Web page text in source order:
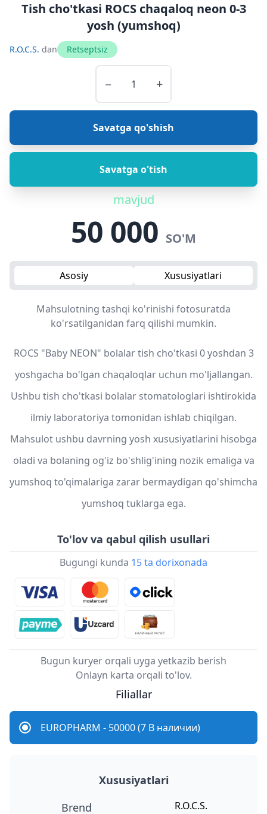
Tish cho'tkasi ROCS chaqaloq neon 0-3
yosh (yumshoq)
R.O.C.S. dan Retseptsiz
− +
Savatga qo'shish
Savatga o'tish
mavjud
50 000 SO'M
Asosiy Xususiyatlari
Mahsulotning tashqi ko'rinishi fotosuratda
ko'rsatilganidan farq qilishi mumkin.
ROCS "Baby NEON" bolalar tish cho'tkasi 0 yoshdan 3
yoshgacha bo'lgan chaqaloqlar uchun mo'ljallangan.
Ushbu tish cho'tkasi bolalar stomatologlari ishtirokida
ilmiy laboratoriya tomonidan ishlab chiqilgan.
Mahsulot ushbu davrning yosh xususiyatlarini hisobga
oladi va bolaning og'iz bo'shlig'ining nozik emaliga va
yumshoq to'qimalariga zarar bermaydigan qo'shimcha
yumshoq tuklarga ega.
To'lov va qabul qilish usullari
Bugungi kunda 15 ta dorixonada
Bugun kuryer orqali uyga yetkazib berish
Onlayn karta orqali to'lov.
Filiallar
EUROPHARM - 50000 (7 В наличии)
Xususiyatlari
Brend
R.O.C.S.